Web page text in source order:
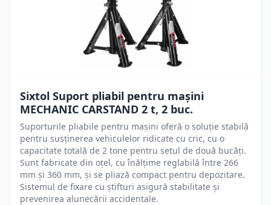
Sixtol Suport pliabil pentru mașini
MECHANIC CARSTAND 2 t, 2 buc.
Suporturile pliabile pentru mașini oferă o soluție stabilă
pentru susținerea vehiculelor ridicate cu cric, cu o
capacitate totală de 2 tone pentru setul de două bucăți.
Sunt fabricate din oțel, cu înălțime reglabilă între 266
mm și 360 mm, și se pliază compact pentru depozitare.
Sistemul de fixare cu știfturi asigură stabilitate și
prevenirea alunecării accidentale.